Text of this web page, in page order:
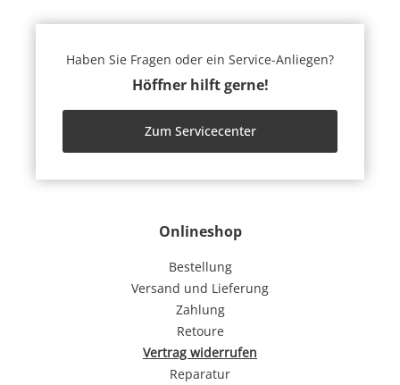
Onlineshop
Bestellung
Versand und Lieferung
Zahlung
Retoure
Vertrag widerrufen
Reparatur
Haben Sie Fragen oder ein Service-Anliegen?
Höffner hilft gerne!
Zum Servicecenter